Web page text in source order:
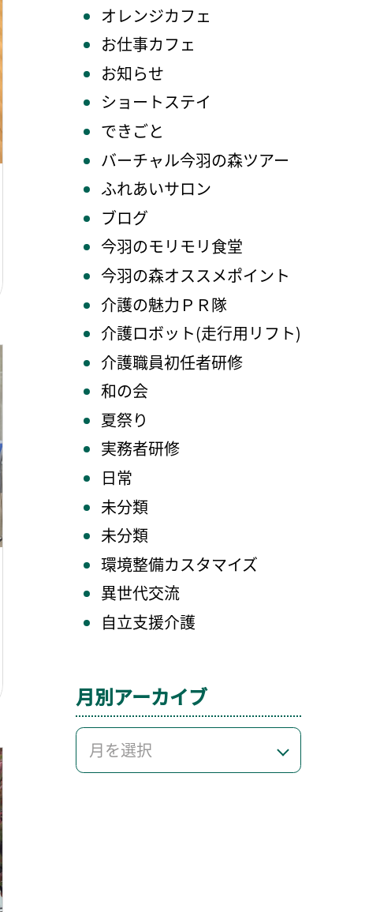
オレンジカフェ
お仕事カフェ
お知らせ
ショートステイ
できごと
バーチャル今羽の森ツアー
ふれあいサロン
ブログ
今羽のモリモリ食堂
今羽の森オススメポイント
介護の魅力ＰＲ隊
介護ロボット(走行用リフト)
介護職員初任者研修
和の会
夏祭り
実務者研修
日常
未分類
未分類
環境整備カスタマイズ
異世代交流
自立支援介護
月別アーカイブ